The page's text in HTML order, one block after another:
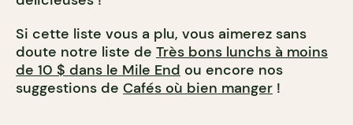
Si cette liste vous a plu, vous aimerez sans
doute notre liste de Très bons lunchs à moins
de 10 $ dans le Mile End ou encore nos
suggestions de Cafés où bien manger !